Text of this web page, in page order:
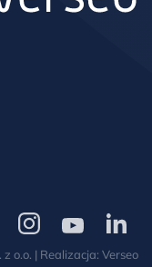
Verseo
na
na
Verseo
na
o.o. | Realizacja: Verseo